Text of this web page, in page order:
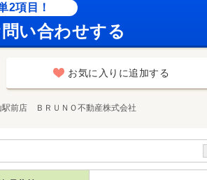
2項目！
い合わせする
お気に入りに追加する
駅前店 ＢＲＵＮＯ不動産株式会社